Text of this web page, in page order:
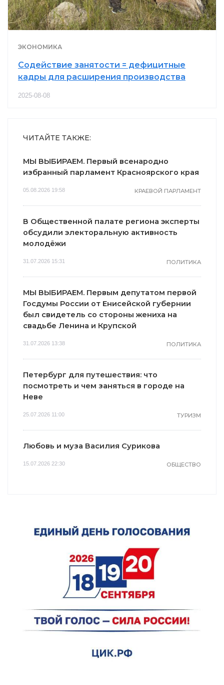
ЭКОНОМИКА
Содействие занятости = дефицитные
кадры для расширения производства
2025-08-08
ЧИТАЙТЕ ТАКЖЕ:
МЫ ВЫБИРАЕМ. Первый всенародно
избранный парламент Красноярского края
05.08.2026 19:58 КРАЕВОЙ ПАРЛАМЕНТ
В Общественной палате региона эксперты
обсудили электоральную активность
молодёжи
31.07.2026 15:31 ПОЛИТИКА
МЫ ВЫБИРАЕМ. Первым депутатом первой
Госдумы России от Енисейской губернии
был свидетель со стороны жениха на
свадьбе Ленина и Крупской
31.07.2026 13:38 ПОЛИТИКА
Петербург для путешествия: что
посмотреть и чем заняться в городе на
Неве
25.07.2026 11:00 ТУРИЗМ
Любовь и муза Василия Сурикова
15.07.2026 22:30 ОБЩЕСТВО